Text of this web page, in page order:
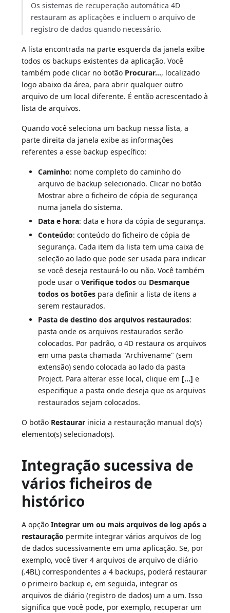
Os sistemas de recuperação automática 4D
restauram as aplicações e incluem o arquivo de
registro de dados quando necessário.
A lista encontrada na parte esquerda da janela exibe
todos os backups existentes da aplicação. Você
também pode clicar no botão Procurar..., localizado
logo abaixo da área, para abrir qualquer outro
arquivo de um local diferente. É então acrescentado à
lista de arquivos.
Quando você seleciona um backup nessa lista, a
parte direita da janela exibe as informações
referentes a esse backup específico:
Caminho: nome completo do caminho do
arquivo de backup selecionado. Clicar no botão
Mostrar abre o ficheiro de cópia de segurança
numa janela do sistema.
Data e hora: data e hora da cópia de segurança.
Conteúdo: conteúdo do ficheiro de cópia de
segurança. Cada item da lista tem uma caixa de
seleção ao lado que pode ser usada para indicar
se você deseja restaurá-lo ou não. Você também
pode usar oVerifique todos ou Desmarque
todos os botões para definir a lista de itens a
serem restaurados.
Pasta de destino dos arquivos restaurados:
pasta onde os arquivos restaurados serão
colocados. Por padrão, o 4D restaura os arquivos
em uma pasta chamada "Archivename" (sem
extensão) sendo colocada ao lado da pasta
Project. Para alterar esse local, clique em [...] e
especifique a pasta onde deseja que os arquivos
restaurados sejam colocados.
O botão Restaurar inicia a restauração manual do(s)
elemento(s) selecionado(s).
Integração sucessiva de
vários ficheiros de
histórico
A opçãoIntegrar um ou mais arquivos de log após a
restauração permite integrar vários arquivos de log
de dados sucessivamente em uma aplicação. Se, por
exemplo, você tiver 4 arquivos de arquivo de diário
(.4BL) correspondentes a 4 backups, poderá restaurar
o primeiro backup e, em seguida, integrar os
arquivos de diário (registro de dados) um a um. Isso
significa que você pode, por exemplo, recuperar um